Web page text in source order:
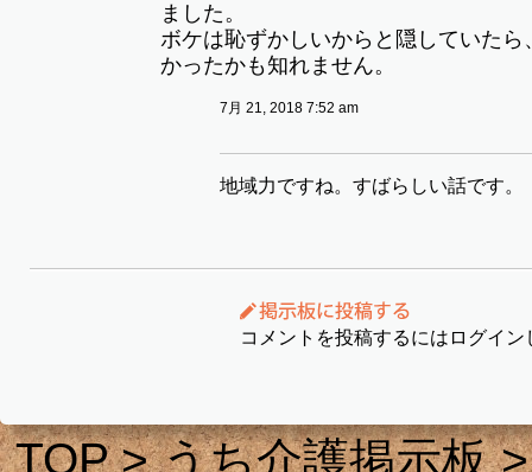
ました。
ボケは恥ずかしいからと隠していたら
かったかも知れません。
7月 21, 2018 7:52 am
地域力ですね。すばらしい話です。
コメントを投稿するにはログイン
TOP>うち介護掲示板>